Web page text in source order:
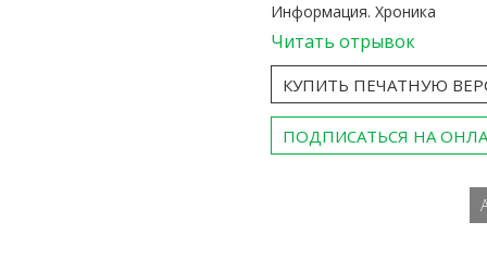
Информация. Хроника
Читать отрывок
КУПИТЬ ПЕЧАТНУЮ
ПОДПИСАТЬСЯ НА